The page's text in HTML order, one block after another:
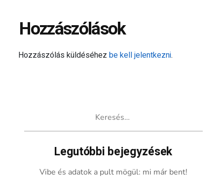
Hozzászólások
Hozzászólás küldéséhezbe kell jelentkezni.
Legutóbbi bejegyzések
Vibe és adatok a pult mögül: mi már bent!